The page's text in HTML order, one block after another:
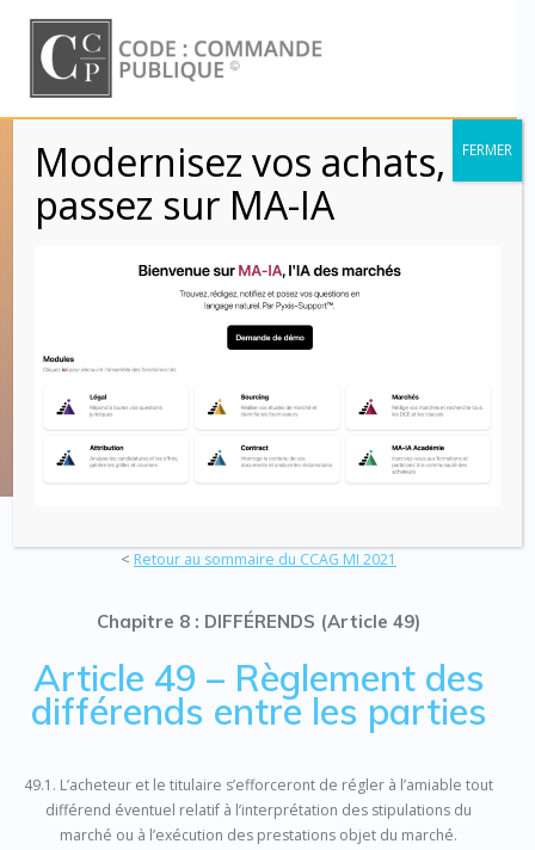
to
content
Chapitre 8 :
DIFFÉRENDS
(Article 49) – CCAG
MI (2021)
Code : Commande Publique
< Retour au sommaire du CCAG MI 2021
Chapitre 8 : DIFFÉRENDS (Article 49)
Article 49 – Règlement des
différends entre les parties
49.1. L’acheteur et le titulaire s’efforceront de régler à l’amiable tout
différend éventuel relatif à l’interprétation des stipulations du
marché ou à l’exécution des prestations objet du marché.
Modernisez vos achats,
passez sur MA-IA
FERMER